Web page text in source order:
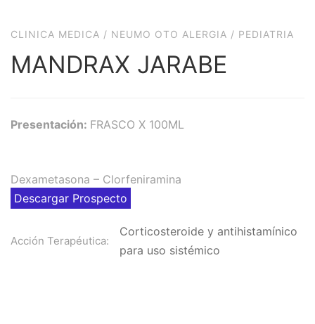
CLINICA MEDICA / NEUMO OTO ALERGIA / PEDIATRIA
MANDRAX JARABE
Presentación: FRASCO X 100ML
Dexametasona – Clorfeniramina
Descargar Prospecto
Acción Terapéutica:
Corticosteroide y antihistamínico
para uso sistémico